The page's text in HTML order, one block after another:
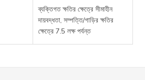
ব্যক্তিগত ক্ষতির ক্ষেত্রে সীমাহীন
দায়বদ্ধতা, সম্পত্তি/গাড়ির ক্ষতির
ক্ষেত্রে 7.5 লক্ষ পর্যন্ত